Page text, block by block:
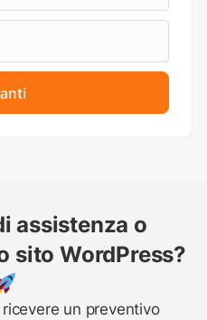
assistenza o
sito WordPress?
un preventivo